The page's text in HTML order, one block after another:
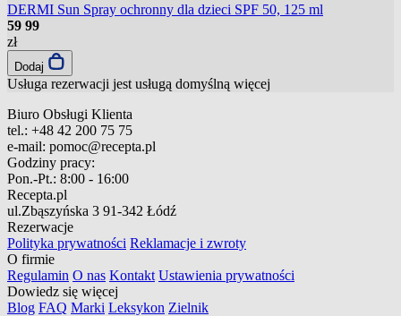
DERMI Sun Spray ochronny dla dzieci SPF 50, 125 ml
59 99
zł
Dodaj
Usługa rezerwacji jest usługą domyślną więcej
Biuro Obsługi Klienta
tel.: +48 42 200 75 75
e-mail: pomoc@recepta.pl
Godziny pracy:
Pon.-Pt.: 8:00 - 16:00
Recepta.pl
ul.Zbąszyńska 3 91-342 Łódź
Rezerwacje
Polityka prywatności Reklamacje i zwroty
O firmie
Regulamin O nas Kontakt Ustawienia prywatności
Dowiedz się więcej
Blog FAQ Marki Leksykon Zielnik